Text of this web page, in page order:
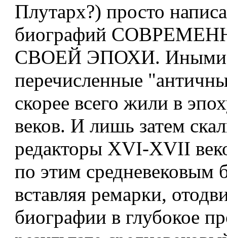
Плутарх?) просто
биографий
СВОЕЙ ЭПОХИ. Иными
перечисленные
скорее всего жили в
веков. И лишь затем
редакторы XVI-XVII
по этим средневековым
вставляя ремарки,
биографии в глубокое